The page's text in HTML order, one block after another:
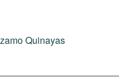
Quinayas